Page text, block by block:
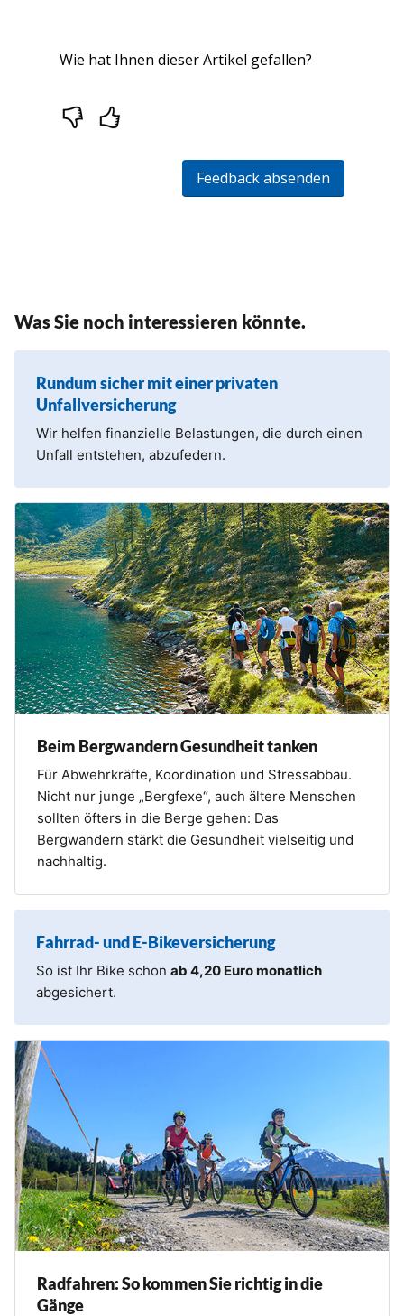
Was Sie noch interessieren könnte.
Rundum sicher mit einer privaten
Unfallversicherung
Wir helfen finanzielle Belastungen, die durch einen
Unfall entstehen, abzufedern.
Beim Bergwandern Gesundheit tanken
Für Abwehrkräfte, Koordination und Stressabbau.
Nicht nur junge „Bergfexe“, auch ältere Menschen
sollten öfters in die Berge gehen: Das
Bergwandern stärkt die Gesundheit vielseitig und
nachhaltig.
Fahrrad- und E-Bikeversicherung
So ist Ihr Bike schon ab 4,20 Euro monatlich
abgesichert.
Radfahren: So kommen Sie richtig in die
Gänge